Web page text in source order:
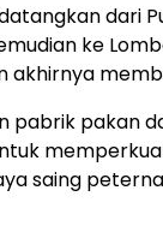
dari
ke
akhirnya
pabrik pakan
saing